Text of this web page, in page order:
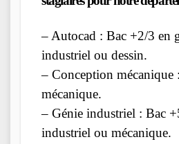
– Autocad : Bac +2/3 en
industriel ou dessin.
– Conception mécanique
mécanique.
– Génie industriel : Bac
industriel ou mécanique.